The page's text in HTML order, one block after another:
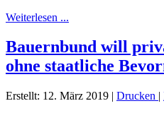
Weiterlesen ...
Bauernbund will
ohne staatliche
Erstellt: 12. März 2019 | Drucken |